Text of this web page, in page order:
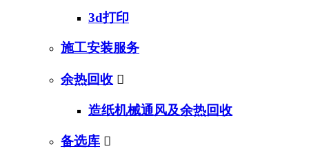
3d打印
施工安装服务
余热回收 
造纸机械通风及余热回收
备选库 